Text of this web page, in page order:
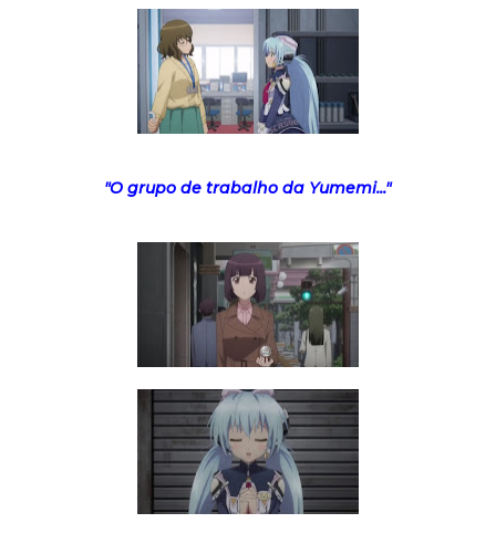
"O grupo de trabalho da Yumemi..."